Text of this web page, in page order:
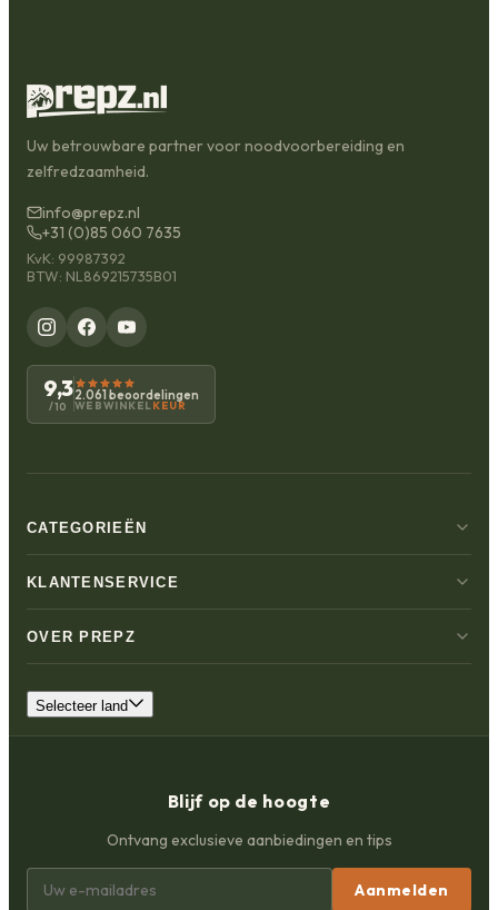
Uw betrouwbare partner voor noodvoorbereiding en
zelfredzaamheid.
info@prepz.nl
+31 (0)85 060 7635
KvK: 99987392
BTW: NL869215735B01
9,3
/10
2.061 beoordelingen
WEBWINKELKEUR
CATEGORIEËN
KLANTENSERVICE
OVER PREPZ
Selecteer land
Blijf op de hoogte
Ontvang exclusieve aanbiedingen en tips
Aanmelden